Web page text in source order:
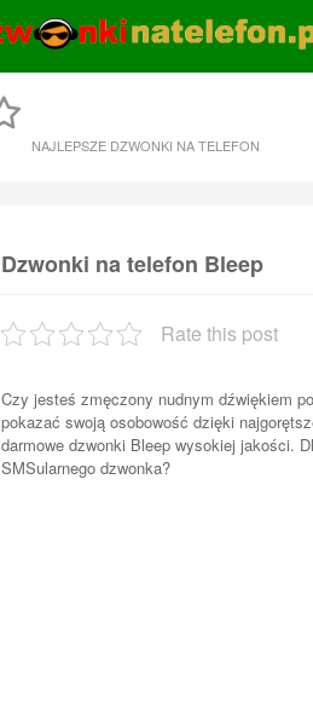
NAJLEPSZE DZWONKI NA TELEFON
Dzwonki na telefon Bleep
Rate this post
Czy jesteś zmęczony nudnym dźwiękiem
pokazać swoją osobowość dzięki
darmowe dzwonki Bleep wysokiej jakości.
SMSularnego dzwonka?